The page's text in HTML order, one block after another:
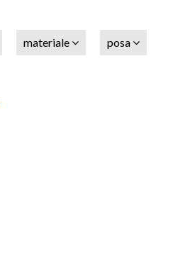
materiale
posa